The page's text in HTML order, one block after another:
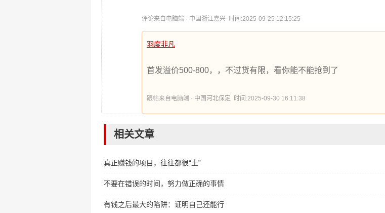
评论来自电脑端 · 中国浙江嘉兴 时间:2025-09-25 12:15:25
羽度非凡
首发溢价500-800，，不过货有限，看你能不能抢到了
跟帖来自电脑端 · 中国河北保定 时间:2025-09-30 16:11:38
相关文章
真正赚钱的项目，往往都很“土”
不要在错误的时间，努力做正确的事情
有钱之后最大的陷阱：证明自己还能行